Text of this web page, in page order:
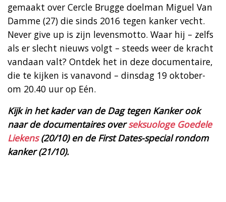
gemaakt over Cercle Brugge doelman Miguel Van
Damme (27) die sinds 2016 tegen kanker vecht.
Never give up is zijn levensmotto. Waar hij – zelfs
als er slecht nieuws volgt – steeds weer de kracht
vandaan valt? Ontdek het in deze documentaire,
die te kijken is vanavond – dinsdag 19 oktober-
om 20.40 uur op Eén.
Kijk in het kader van de Dag tegen Kanker ook
naar de documentaires overseksuologe Goedele
Liekens(20/10) en de First Dates-special rondom
kanker (21/10).